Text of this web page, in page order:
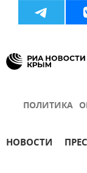
ПОЛИТИКА
НОВОСТИ